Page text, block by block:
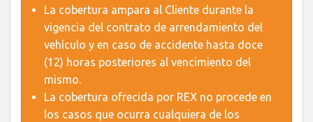
La cobertura ampara al Cliente durante la
vigencia del contrato de arrendamiento del
vehículo y en caso de accidente hasta doce
(12) horas posteriores al vencimiento del
mismo.
La cobertura ofrecida por REX no procede en
los casos que ocurra cualquiera de los